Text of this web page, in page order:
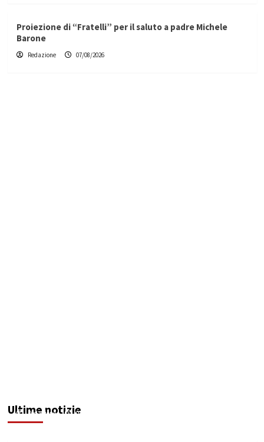
Proiezione di “Fratelli” per il saluto a padre Michele
Barone
Redazione 07/08/2026
Ultime notizie
Redazione 07/08/2026